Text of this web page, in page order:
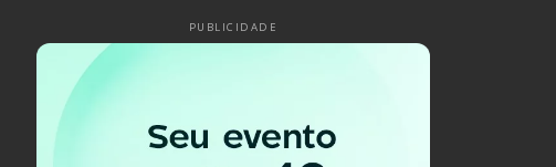
PUBLICIDADE